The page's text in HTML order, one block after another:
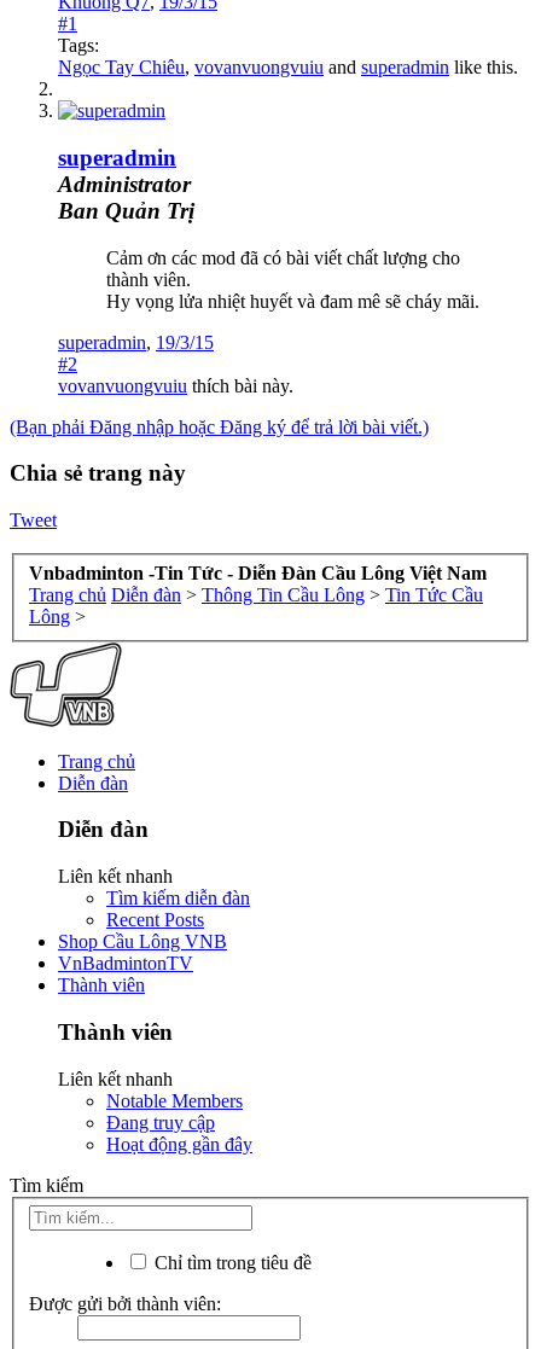
#1
Tags:
Ngọc Tay Chiêu, vovanvuongvuiu and superadmin like this.
superadmin
Administrator
Ban Quản Trị
Cảm ơn các mod đã có bài viết chất lượng cho
thành viên.
Hy vọng lửa nhiệt huyết và đam mê sẽ cháy mãi.
superadmin, 19/3/15
#2
vovanvuongvuiu thích bài này.
(Bạn phải Đăng nhập hoặc Đăng ký để trả lời bài viết.)
Chia sẻ trang này
Tweet
Vnbadminton -Tin Tức - Diễn Đàn Cầu Lông Việt Nam
Trang chủ Diễn đàn > Thông Tin Cầu Lông > Tin Tức Cầu
Lông >
Trang chủ
Diễn đàn
Diễn đàn
Liên kết nhanh
Tìm kiếm diễn đàn
Recent Posts
Shop Cầu Lông VNB
VnBadmintonTV
Thành viên
Thành viên
Liên kết nhanh
Notable Members
Đang truy cập
Hoạt động gần đây
Tìm kiếm
Chỉ tìm trong tiêu đề
Được gửi bởi thành viên: